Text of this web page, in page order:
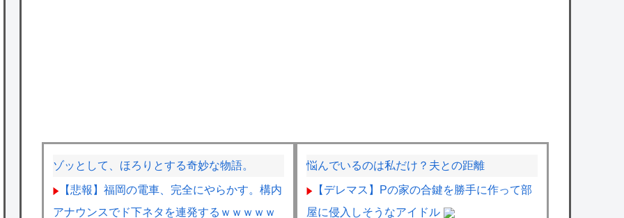
ゾッとして、ほろりとする奇妙な物語。
【悲報】福岡の電車、完全にやらかす。構内
アナウンスでド下ネタを連発するｗｗｗｗｗ
悩んでいるのは私だけ？夫との距離
【デレマス】Pの家の合鍵を勝手に作って部
屋に侵入しそうなアイドル